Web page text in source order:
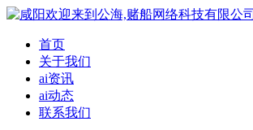
首页
关于我们
ai资讯
ai动态
联系我们